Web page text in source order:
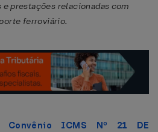
prestações relacionadas com
ferroviário.
Convênio ICMS Nº 21 DE